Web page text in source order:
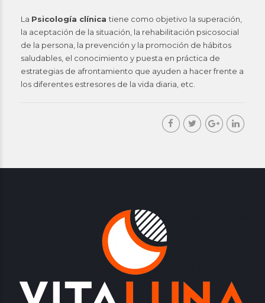
La Psicología clínicatiene como objetivo la superación,
la aceptación de la situación, la rehabilitación psicosocial
de la persona, la prevención y la promoción de hábitos
saludables, el conocimiento y puesta en práctica de
estrategias de afrontamiento que ayuden a hacer frente a
los diferentes estresores de la vida diaria, etc.